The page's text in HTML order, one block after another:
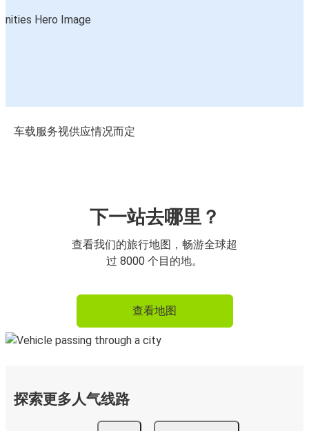
车载服务视供应情况而定
下一站去哪里？
查看我们的旅行地图，畅游全球超
过 8000 个目的地。
查看地图
探索更多人气线路